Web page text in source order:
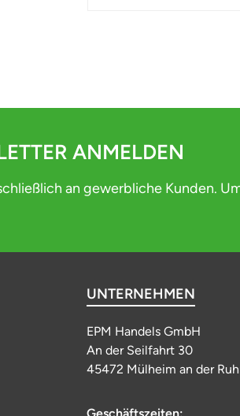
ANMELDEN
an gewerbliche Kunden.
UNTERNEHMEN
EPM Handels GmbH
An der Seilfahrt 30
45472 Mülheim an der